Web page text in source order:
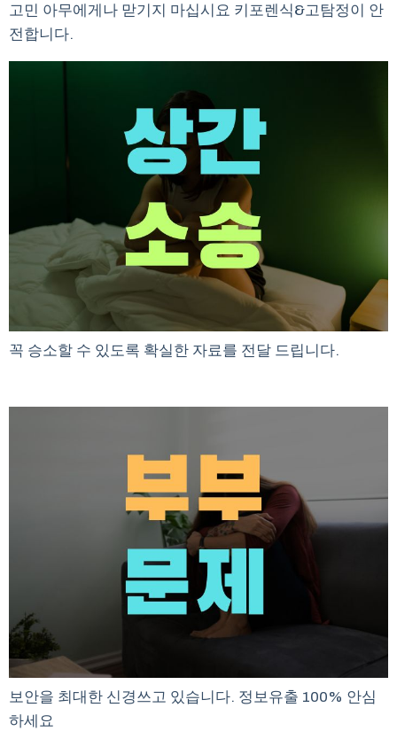
고민 아무에게나 맏기지 마십시요 키포렌식&고탐정이 안
전합니다.
꼭 승소할 수 있도록 확실한 자료를 전달 드립니다.
보안을 최대한 신경쓰고 있습니다. 정보유출 100% 안심
하세요